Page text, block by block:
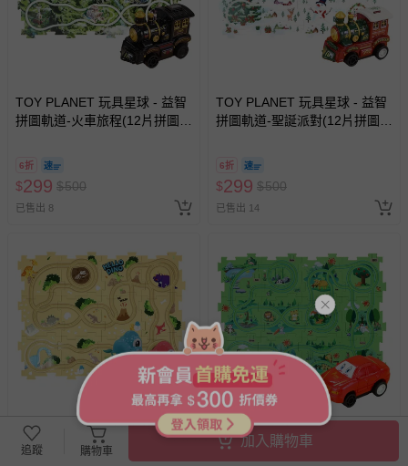
TOY PLANET 玩具星球 - 益智
拼圖軌道-火車旅程(12片拼圖
6折
$299 $500
已售出 8
TOY PLANET 玩具星球 - 益智
拼圖軌道-聖誕派對(12片拼圖
6折
$299 $500
已售出 14
TOY PLANET 玩具星球 - 益智
拼圖軌道-火山恐龍(12片拼圖
TOY PLANET 玩具星球 - 益智
拼圖軌道-森林動物(12片拼圖
追蹤 購物車
加入購物車